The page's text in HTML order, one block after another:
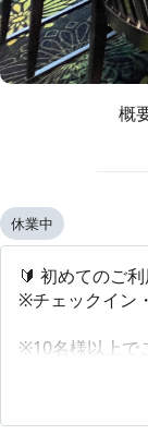
概
休業中
🔰 初めてのご
※チェックイン
※10名様以上で
TEL：080-